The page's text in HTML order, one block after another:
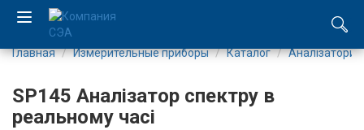
UA
Главная Измерительные приборы Каталог Аналізатори
SP145 Аналізатор спектру в
реальному часі